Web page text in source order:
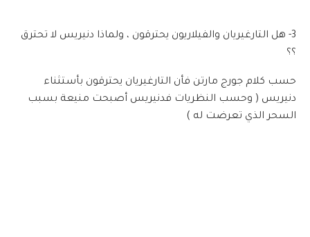
3- هل التارغيريان والفيلاريون يحترقون ، ولماذا دنيريس لا تحترق
؟؟
حسب كلام جورج مارتن فأن التارغيريان يحترقون بأستثناء
دنيريس ( وحسب النظريات فدنيريس أصبحت منيعة بسبب
السحر الذي تعرضت له )